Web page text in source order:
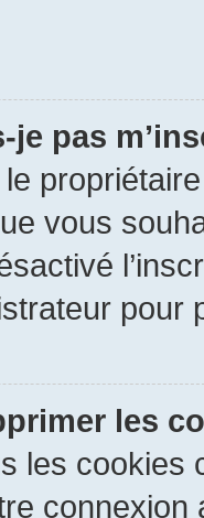
pas
vous
les
les cookies